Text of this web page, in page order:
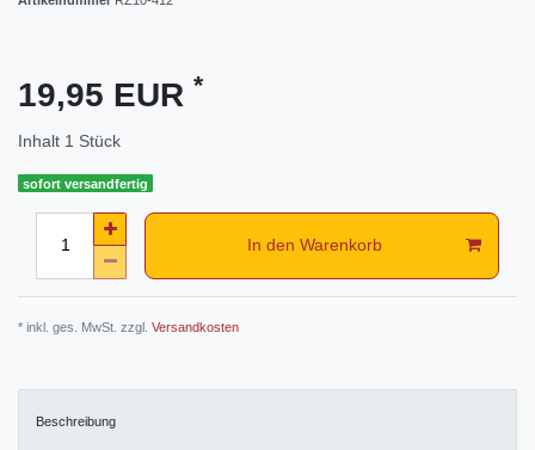
19,95 EUR *
Inhalt 1 Stück
sofort versandfertig
In den Warenkorb
* inkl. ges. MwSt. zzgl. Versandkosten
Beschreibung